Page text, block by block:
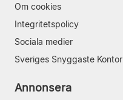
Om cookies
Integritetspolicy
Sociala medier
Sveriges Snyggaste Kontor
Annonsera